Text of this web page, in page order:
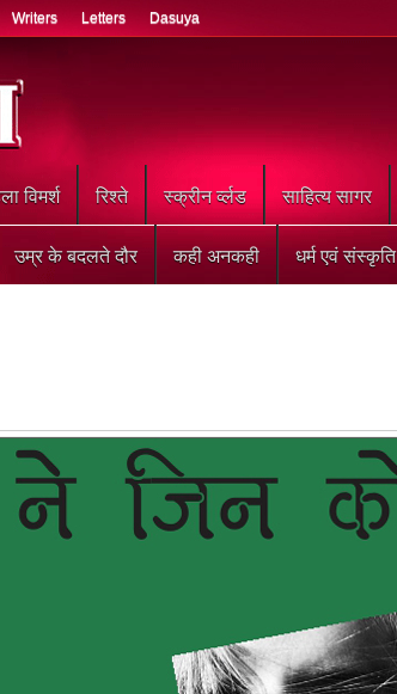
Writers Letters Dasuya
विमर्श रिश्ते स्क्रीन र्व्लड साहित्य सागर
उम्र के बदलते दौर कही अनकही धर्म एवं संस्कृति